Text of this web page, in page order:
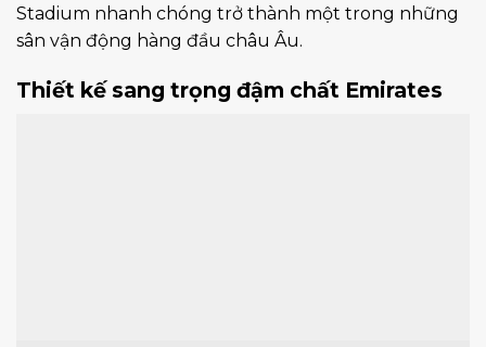
Stadium nhanh chóng trở thành một trong những
sân vận động hàng đầu châu Âu.
Thiết kế sang trọng đậm chất Emirates